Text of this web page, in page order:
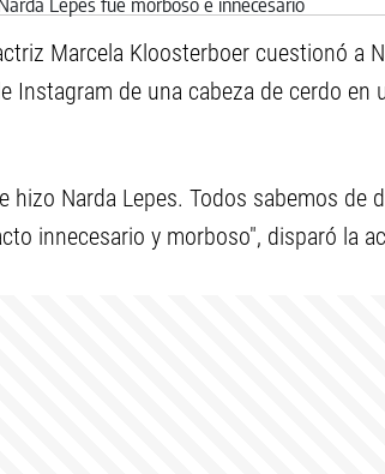
Marcela Kloosterboer cuestionó a
Instagram de una cabeza de cerdo en
hizo Narda Lepes. Todos sabemos de
innecesario y morboso", disparó la